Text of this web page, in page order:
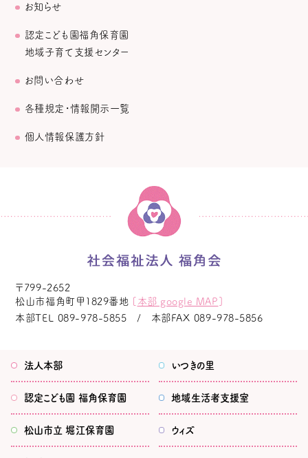
お知らせ
認定こども園福角保育園
地域子育て支援センター
お問い合わせ
各種規定・情報開示一覧
個人情報保護方針
〒799-2652
松山市福角町甲1829番地
本部 google MAP ]
本部TEL
089-978-5855 本部FAX 089-978-5856
法人本部
認定こども園 福角保育園
松山市立堀江保育園
いつきの里
地域生活者支援室
ウィズ